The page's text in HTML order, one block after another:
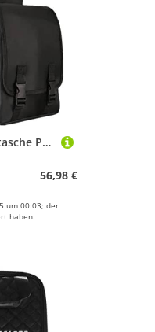
Sport Tent-Reitstiefeltasche Professionelle Reiten Stiefeltasche mit Helmfach Helmtasche Kombitasche Reitstiefel Reittasche Schwarz Schwarz
56,98 €
um 00:03; der
haben.